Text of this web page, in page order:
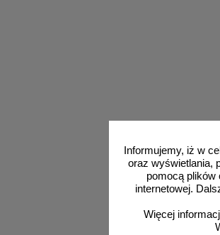
Informujemy, iż w
oraz wyświetlania,
pomocą plików
internetowej.
Więcej